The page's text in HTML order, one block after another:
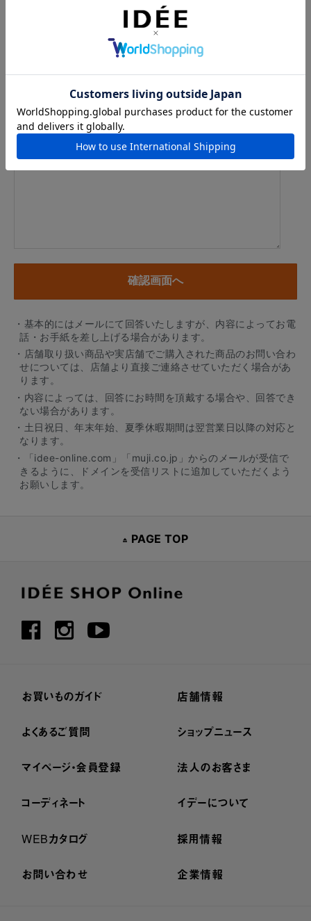
例：info@example.com
※「.@ (@の前にドット)」、「.. (ドット2つ)」を含むメール
アドレスはご利用いただけません
内容
※商品に関するお問い合わせ、納期・お届けに関するお問い合
わせの場合には、お住まいの都道府県を必ずご記入ください。
・基本的にはメールにて回答いたしますが、内容によってお電
話・お手紙を差し上げる場合があります。
・店舗取り扱い商品や実店舗でご購入された商品のお問い合わ
せについては、店舗より直接ご連絡させていただく場合があ
ります。
・内容によっては、回答にお時間を頂戴する場合や、回答でき
ない場合があります。
・土日祝日、年末年始、夏季休暇期間は翌営業日以降の対応と
なります。
・「idee-online.com」「muji.co.jp」からのメールが受信で
きるように、ドメインを受信リストに追加していただくよう
お願いします。
PAGE TOP
お買いものガイド
よくあるご質問
マイページ・会員登録
コーディネート
WEBカタログ
お問い合わせ
店舗情報
ショップニュース
法人のお客さま
イデーについて
採用情報
企業情報